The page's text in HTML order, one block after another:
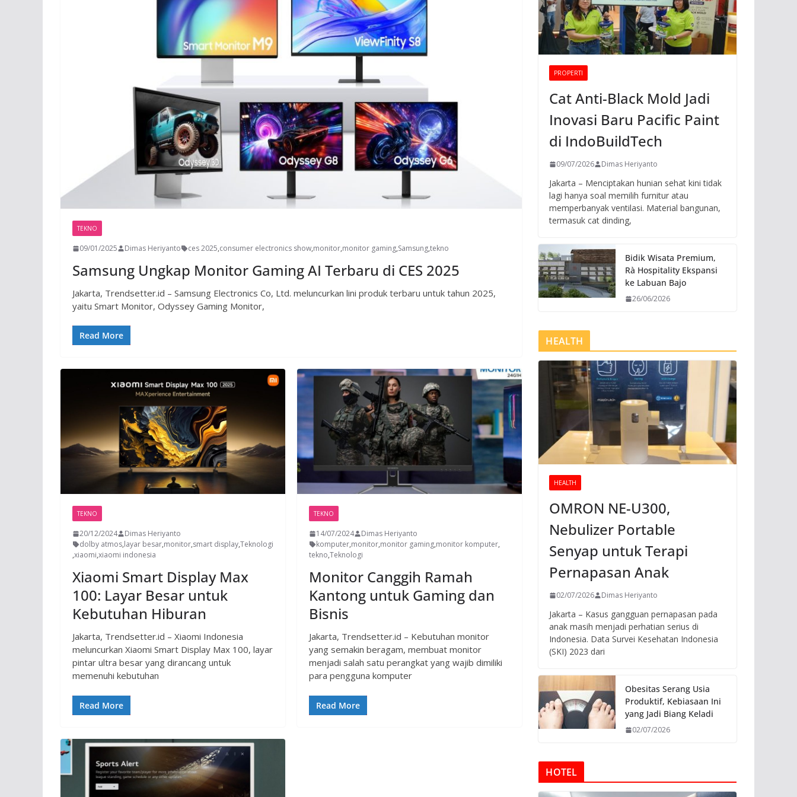
TEKNO
09/01/2025 Dimas Heriyanto ces 2025,consumer electronics show,monitor,monitor gaming,Samsung,tekno
Samsung Ungkap Monitor Gaming AI Terbaru di CES 2025
Jakarta, Trendsetter.id – Samsung Electronics Co, Ltd. meluncurkan lini produk terbaru untuk tahun 2025,
yaitu Smart Monitor, Odyssey Gaming Monitor,
Read More
TEKNO
20/12/2024
Dimas Heriyanto
dolby atmos,layar besar,monitor,smart display,Teknologi
,xiaomi,xiaomi indonesia
Xiaomi Smart Display Max
100: Layar Besar untuk
Kebutuhan Hiburan
Jakarta, Trendsetter.id – Xiaomi Indonesia
meluncurkan Xiaomi Smart Display Max 100, layar
pintar ultra besar yang dirancang untuk
memenuhi kebutuhan
Read More
TEKNO
14/07/2024
Dimas Heriyanto
komputer,monitor,monitor gaming,monitor komputer,
tekno,Teknologi
Monitor Canggih Ramah
Kantong untuk Gaming dan
Bisnis
Jakarta, Trendsetter.id – Kebutuhan monitor
yang semakin beragam, membuat monitor
menjadi salah satu perangkat yang wajib dimiliki
para pengguna komputer
Read More
PROPERTI
Cat Anti-Black Mold Jadi
Inovasi Baru Pacific Paint
di IndoBuildTech
09/07/2026 Dimas Heriyanto
Jakarta – Menciptakan hunian sehat kini tidak
lagi hanya soal memilih furnitur atau
memperbanyak ventilasi. Material bangunan,
termasuk cat dinding,
Bidik Wisata Premium,
Rà Hospitality Ekspansi
ke Labuan Bajo
26/06/2026
HEALTH
HEALTH
OMRON NE-U300,
Nebulizer Portable
Senyap untuk Terapi
Pernapasan Anak
02/07/2026 Dimas Heriyanto
Jakarta – Kasus gangguan pernapasan pada
anak masih menjadi perhatian serius di
Indonesia. Data Survei Kesehatan Indonesia
(SKI) 2023 dari
Obesitas Serang Usia
Produktif, Kebiasaan Ini
yang Jadi Biang Keladi
02/07/2026
HOTEL